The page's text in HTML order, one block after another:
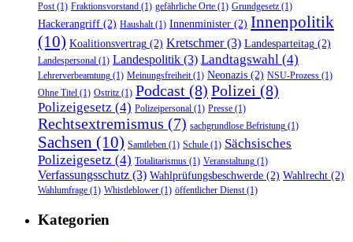
Post(1) Fraktionsvorstand (1) gefährliche Orte (1) Grundgesetz (1)
Hackerangriff (2) Haushalt(1) Innenminister (2) Innenpolitik
(10) Koalitionsvertrag (2) Kretschmer(3) Landesparteitag (2)
Landespersonal (1) Landespolitik (3) Landtagswahl (4)
Lehrerverbeamtung (1) Meinungsfreiheit(1) Neonazis (2) NSU-Prozess (1)
Ohne Titel (1) Ostritz (1) Podcast (8) Polizei (8)
Polizeigesetz (4) Polizeipersonal (1) Presse (1)
Rechtsextremismus (7) sachgrundlose Befristung (1)
Sachsen (10) Samtleben (1) Schule (1) Sächsisches
Polizeigesetz (4) Totalitarismus (1) Veranstaltung (1)
Verfassungsschutz (3) Wahlprüfungsbeschwerde (2) Wahlrecht (2)
Wahlumfrage (1) Whistleblower (1) öffentlicher Dienst(1)
Kategorien